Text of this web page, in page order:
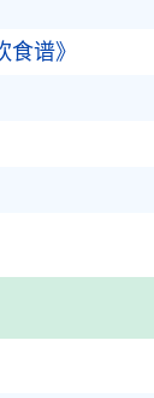
谱》